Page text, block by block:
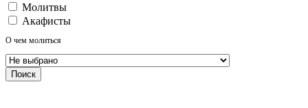
Молитвы
Акафисты
О чем молиться
Поиск